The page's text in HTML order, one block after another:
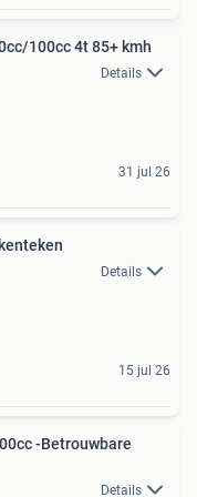
100cc 4t 85+ kmh
Details
31 jul 26
Details
15 jul 26
-Betrouwbare
Details